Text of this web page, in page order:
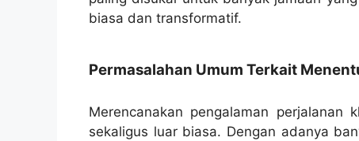
biasa dan transformatif.
Permasalahan Umum Terkait
Merencanakan pengalaman perjalanan
sekaligus luar biasa. Dengan adanya